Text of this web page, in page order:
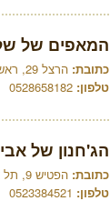
המאפים של
כתובת: הרצל 29, ראשון לציון
טלפון: 0528658182
הג'חנון של
כתובת: הפטיש 9, תל אביב - יפו
טלפון: 0523384521